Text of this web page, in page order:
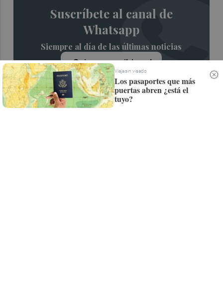
Suscríbete al canal de
Whatsapp
Siempre al día de las últimas noticias
¡Quiero suscribirme!
Viaja sin visado
Los pasaportes que más
puertas abren ¿está el
tuyo?